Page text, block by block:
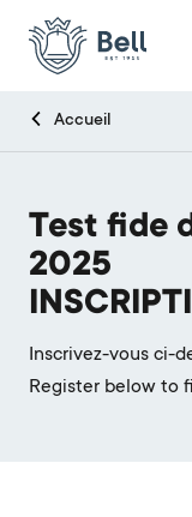
Accueil
Test fide
2025
Inscrivez-vous ci-
Register below to